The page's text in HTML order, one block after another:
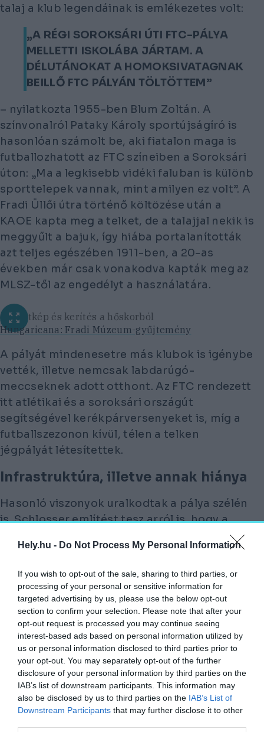
Hely.hu - Do Not Process My Personal Information
If you wish to opt-out of the sale, sharing to third parties, or
processing of your personal or sensitive information for
targeted advertising by us, please use the below opt-out
section to confirm your selection. Please note that after your
opt-out request is processed you may continue seeing
interest-based ads based on personal information utilized by
us or personal information disclosed to third parties prior to
your opt-out. You may separately opt-out of the further
disclosure of your personal information by third parties on the
IAB’s list of downstream participants. This information may
also be disclosed by us to third parties on the IAB’s List of
Downstream Participants that may further disclose it to other
talaj a klub legendáinak is emlékezetes volt:
„A RÉGI SOROKSÁRI ÚTI FTC-PÁLYA
MELLETTI ISKOLÁBA JÁRTAM. A
DÉLUTÁNOKAT A HOMOKSIVATAGNAK
BEILLŐ FTC PÁLYÁN TÖLTÖTTEM”
– nyilatkozta 1955-ben Blum Zoltán. A
színvonalról Pataky Károly sportújságíró is
hasonlóan számolt be, aki fiatalon maga is
futballozhatott az FTC színeiben a Soroksári
úton: „Ma a legkisebb vidéki faluban is különb
sporttelepek vannak, mint amilyen ez volt”. A
Fradi Üllői útra történő költözése után a
KAOE kapta meg a telket, de a talajjal nekik is
meggyűlt a bajuk, így hiába portalanították
azt teljes egészében 1911-ben, a 20-as
években már csak vonakodva kapták meg az
MLSZ-től az engedélyt a használatára.
Csapatkép és kerítés a hőskorból
Hungaricana: Fradi Múzeum-gyűjtemény
A pályát mindenesetre más klubok is igénybe
vették, illetve nemcsak labdarúgó-
meccseknek adott otthont. Az FTC rendezett
itt atlétikai és a soroksári országút
segítségével kerékpárversenyeket is, míg a
futballszezonon kívül, télen a telken
jégpályát létesítettek.
Infrastruktúra, illetve annak hiánya
Hasonló viszonyok uralkodtak a pálya szélén
is. Schlosser említést tesz arról is, hogy a
klubház, mely szerepet elsősorban a Polgári
frekventált kávéházak töltötték be. Öltöző
viszont volt, egy primitív faház, ám ennek is
igen ósdi előzményei voltak, hiszen Nagy Béla
szerint megépülte, azaz 1900 tavasza előtt
rövid ideig ezt a szerepet egy kiürített
lóvasúti kocsi töltötte be.
A LEGENDA ÚGY JÁRJA, HOGY EKKOR A
JÁTÉKOSOK AZ EDZÉSEK ÉS